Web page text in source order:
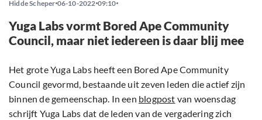
Hidde Scheper 06-10-2022 09:10
Yuga Labs vormt Bored Ape Community
Council, maar niet iedereen is daar blij mee
Het grote Yuga Labs heeft een Bored Ape Community
Council gevormd, bestaande uit zeven leden die actief zijn
binnen de gemeenschap. In een blogpost van woensdag
schrijft Yuga Labs dat de leden van de vergadering zich